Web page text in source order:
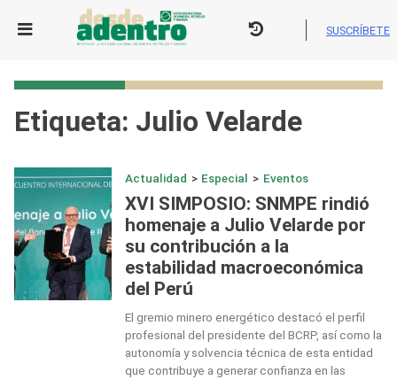
SUSCRÍBETE
Etiqueta: Julio Velarde
Actualidad > Especial > Eventos
XVI SIMPOSIO: SNMPE rindió
homenaje a Julio Velarde por
su contribución a la
estabilidad macroeconómica
del Perú
El gremio minero energético destacó el perfil
profesional del presidente del BCRP, así como la
autonomía y solvencia técnica de esta entidad
que contribuye a generar confianza en las